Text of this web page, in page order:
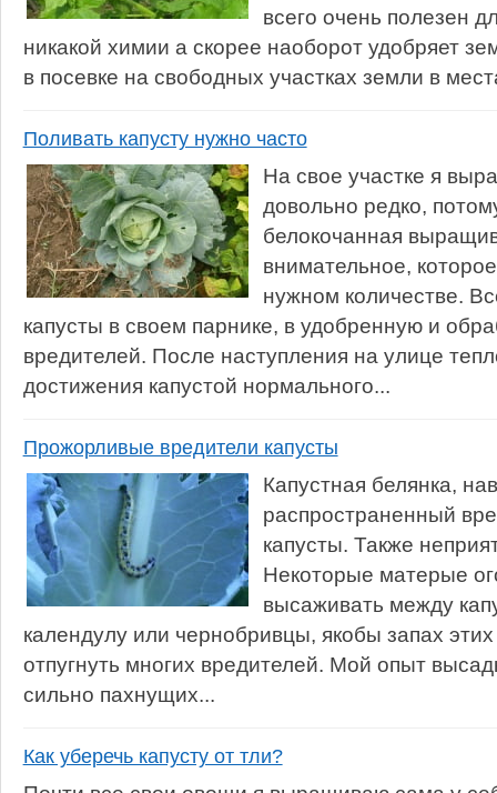
всего очень полезен
никакой химии а скорее наоборот удобряет
в посевке на свободных участках земли в
Поливать капусту нужно часто
На свое участке я
довольно редко,
белокочанная
внимательное,
нужном количестве.
капусты в своем парнике, в удобренную и
вредителей. После наступления на улице
достижения капустой нормального...
Прожорливые вредители капусты
Капустная белянка,
распространенный
капусты. Также
Некоторые матерые
высаживать между
календулу или чернобривцы, якобы запах
отпугнуть многих вредителей. Мой опыт
сильно пахнущих...
Как уберечь капусту от тли?